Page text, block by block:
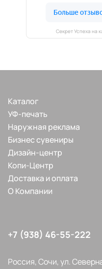
Секрет Успеха на
Каталог
УФ-печать
Наружная реклама
Бизнес сувениры
Дизайн-центр
Копи-Центр
Доставка и оплата
О Компании
+7 (938) 46-55-222
Россия, Сочи, ул.